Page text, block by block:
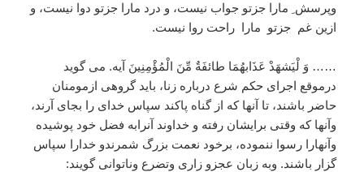
وپرسش ِ مارا جزتو جواب نیست، و درد مارا جزتو دوا نیست، و
ازین غم جزتو مارا راحت روا نیست.
…… وَ لْيَشهَدْ عَذَابهُمَا طائفَةٌ مِّنَ الْمُؤْمِنِينَ آیه. می گوید
درموقع اجرای حکم شرع درباره زنا، باید گروهی ازمومنان
حاضر باشند، تا آنها که از گناه پاکند سپاس خدای را بجای آرند،
وآنها که وقتی برایشان رفته و خداوند آنرابه فضل خود پوشیده
وآنهارا رسوا ننموده، برخود نعمت بزرگ شمرندو خدارا سپاس
گزار باشند. وبه زبان عجزو زاری وتضرع وناتوانی گویند: